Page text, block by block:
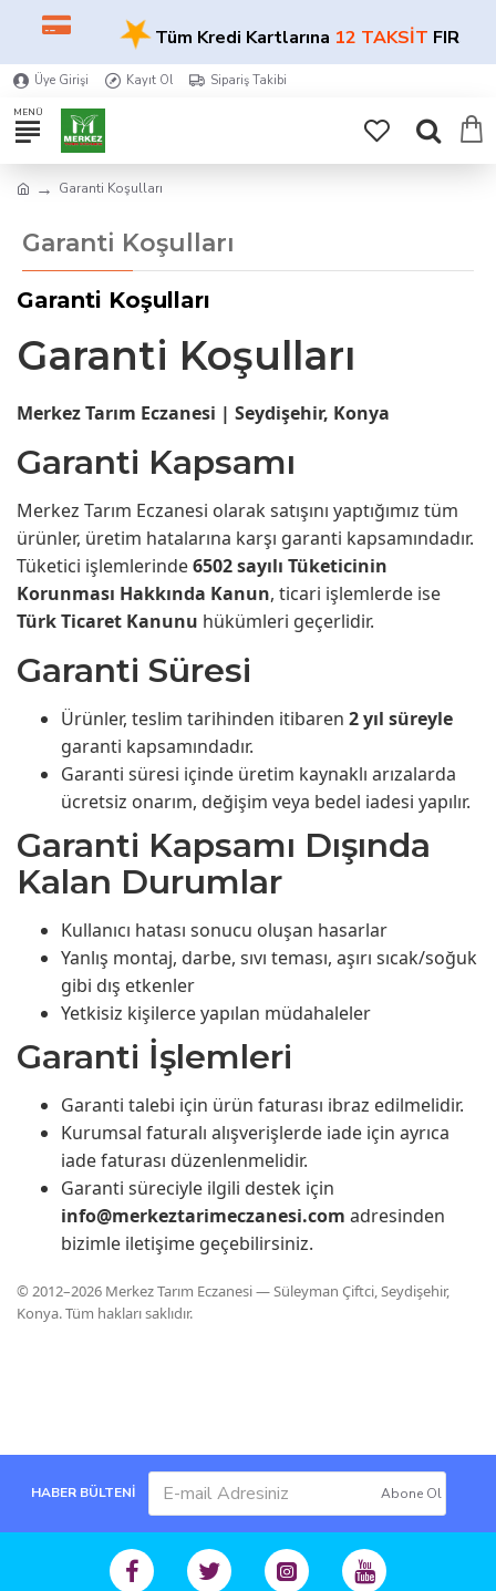
★Tüm Kredi Kartlarına12 TAKSİT
Üye Girişi Kayıt Ol Sipariş Takibi
Garanti Koşulları
Garanti Koşulları
Garanti Koşulları
Garanti Koşulları
Merkez Tarım Eczanesi | Seydişehir, Konya
Garanti Kapsamı
Merkez Tarım Eczanesi olarak satışını yaptığımız tüm
ürünler, üretim hatalarına karşı garanti kapsamındadır.
Tüketici işlemlerinde6502 sayılı Tüketicinin
Korunması Hakkında Kanun, ticari işlemlerde ise
Türk Ticaret Kanunu hükümleri geçerlidir.
Garanti Süresi
Ürünler, teslim tarihinden itibaren 2 yıl süreyle
garanti kapsamındadır.
Garanti süresi içinde üretim kaynaklı arızalarda
ücretsiz onarım, değişim veya bedel iadesi yapılır.
Garanti Kapsamı Dışında
Kalan Durumlar
Kullanıcı hatası sonucu oluşan hasarlar
Yanlış montaj, darbe, sıvı teması, aşırı sıcak/soğuk
gibi dış etkenler
Yetkisiz kişilerce yapılan müdahaleler
Garanti İşlemleri
Garanti talebi için ürün faturası ibraz edilmelidir.
Kurumsal faturalı alışverişlerde iade için ayrıca
iade faturası düzenlenmelidir.
Garanti süreciyle ilgili destek için
info@merkeztarimeczanesi.com adresinden
bizimle iletişime geçebilirsiniz.
© 2012–2026 Merkez Tarım Eczanesi — Süleyman Çiftci, Seydişehir,
Konya. Tüm hakları saklıdır.
HABER BÜLTENİ Abone Ol